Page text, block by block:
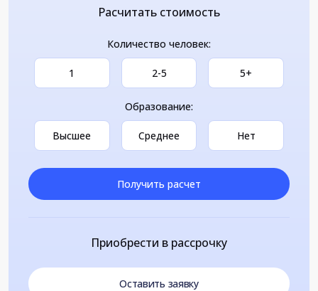
Расчитать стоимость
Количество человек:
1 2-5 5+
Образование:
Высшее Среднее Нет
Получить расчет
Приобрести в рассрочку
Оставить заявку